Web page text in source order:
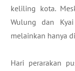
keliling kota.
Wulung dan
melainkan hanya
Hari perarakan